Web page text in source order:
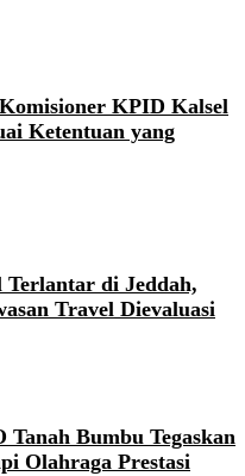
KPID Kalsel
Ketentuan yang
Terlantar di Jeddah,
Travel Dievaluasi
Bumbu Tegaskan
Olahraga Prestasi